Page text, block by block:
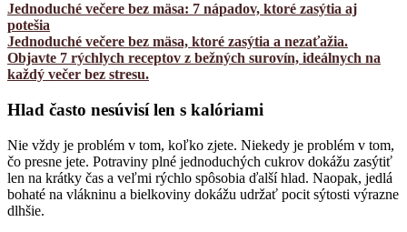
Jednoduché večere bez mäsa: 7 nápadov, ktoré zasýtia aj
potešia
Jednoduché večere bez mäsa, ktoré zasýtia a nezaťažia.
Objavte 7 rýchlych receptov z bežných surovín, ideálnych na
každý večer bez stresu.
Hlad často nesúvisí len s kalóriami
Nie vždy je problém v tom, koľko zjete. Niekedy je problém v tom,
čo presne jete. Potraviny plné jednoduchých cukrov dokážu zasýtiť
len na krátky čas a veľmi rýchlo spôsobia ďalší hlad. Naopak, jedlá
bohaté na vlákninu a bielkoviny dokážu udržať pocit sýtosti výrazne
dlhšie.